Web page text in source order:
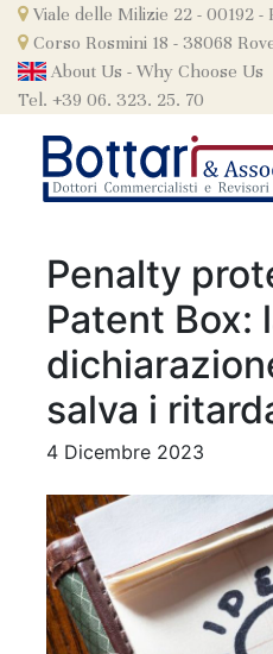
Skip
content
Viale delle Milizie 22 - 00192 -
Corso Rosmini 18 - 38068
About Us - Why Choose Us
Tel. +39 06. 323. 25. 70
Penalty
Patent Box:
salva i
4 Dicembre 2023